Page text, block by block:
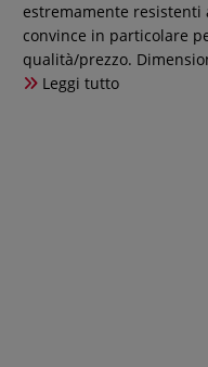
estremamente resistenti
convince in particolare
qualità/prezzo.
Leggi tutto